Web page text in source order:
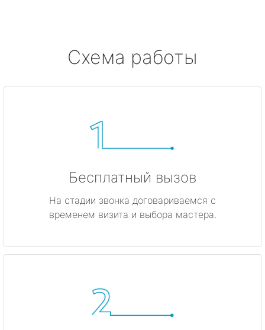
Схема работы
Бесплатный вызов
На стадии звонка договариваемся с
временем визита и выбора мастера.